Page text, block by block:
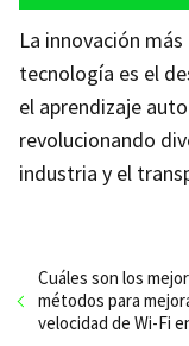
La innovación
tecnología es el
el aprendizaje
revolucionando
industria y el
Cuáles son los
métodos para
velocidad de Wi-Fi